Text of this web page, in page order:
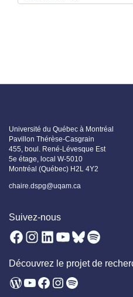
Université du Québec à Montréal
Pavillon Thérèse-Casgrain
455, boul. René-Lévesque Est
5e étage, local W-5010
Montréal (Québec) H2L 4Y2
chaire.dspg@uqam.ca
Suivez-nous
Facebook
Instagram
LinkedIn
YouTube
Bluesky
Spotify
Découvrez le projet de
WordPress
YouTube
Facebook
Instagram
Spotify